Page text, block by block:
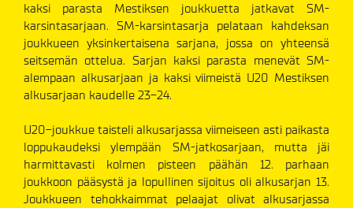
kaksi parasta Mestiksen joukkuetta jatkavat SM-
karsintasarjaan. SM-karsintasarja pelataan kahdeksan
joukkueen yksinkertaisena sarjana, jossa on yhteensä
seitsemän ottelua. Sarjan kaksi parasta menevät SM-
alempaan alkusarjaan ja kaksi viimeistä U20 Mestiksen
alkusarjaan kaudelle 23-24.
U20-joukkue taisteli alkusarjassa viimeiseen asti paikasta
loppukaudeksi ylempään SM-jatkosarjaan, mutta jäi
harmittavasti kolmen pisteen päähän 12. parhaan
joukkoon pääsystä ja lopullinen sijoitus oli alkusarjan 13.
Joukkueen tehokkaimmat pelaajat olivat alkusarjassa